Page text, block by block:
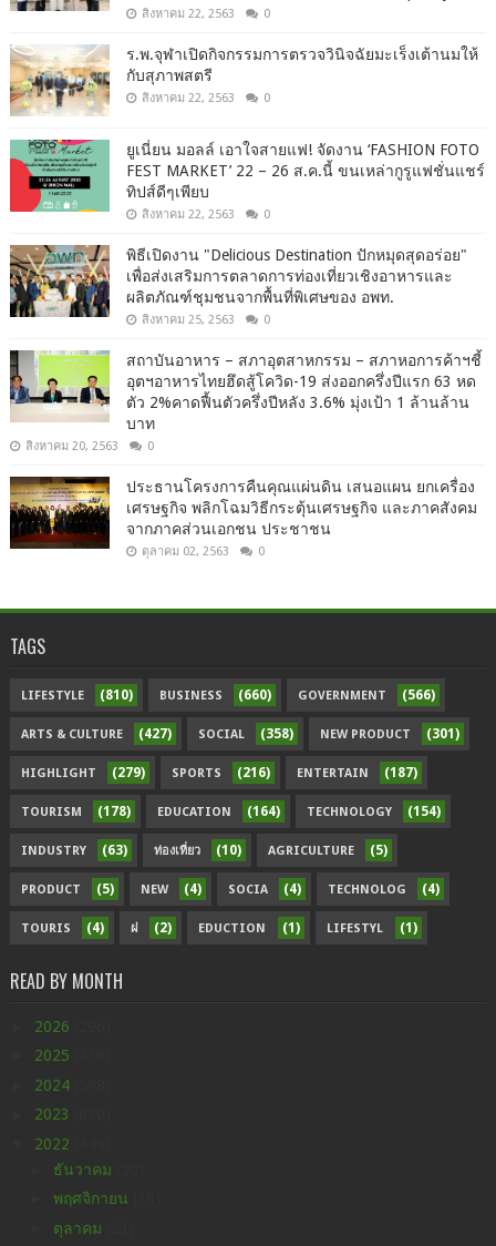
สิงหาคม 22, 2563 0
ร.พ.จุฬาเปิดกิจกรรมการตรวจวินิจฉัยมะเร็งเต้านมให้
กับสุภาพสตรี
สิงหาคม 22, 2563 0
ยูเนี่ยน มอลล์ เอาใจสายแฟ! จัดงาน ‘FASHION FOTO
FEST MARKET’ 22 – 26 ส.ค.นี้ ขนเหล่ากูรูแฟชั่นแชร์
ทิปส์ดีๆเพียบ
สิงหาคม 22, 2563 0
พิธีเปิดงาน "Delicious Destination ปักหมุดสุดอร่อย"
เพื่อส่งเสริมการตลาดการท่องเที่ยวเชิงอาหารและ
ผลิตภัณฑ์ชุมชนจากพื้นที่พิเศษของ อพท.
สิงหาคม 25, 2563 0
สถาบันอาหาร – สภาอุตสาหกรรม – สภาหอการค้าฯชี้
อุตฯอาหารไทยฮึดสู้โควิด-19 ส่งออกครึ่งปีแรก 63 หด
ตัว 2%คาดฟื้นตัวครึ่งปีหลัง 3.6% มุ่งเป้า 1 ล้านล้าน
บาท
สิงหาคม 20, 2563 0
ประธานโครงการคืนคุณแผ่นดิน เสนอแผน ยกเครื่อง
เศรษฐกิจ พลิกโฉมวิธีกระตุ้นเศรษฐกิจ และภาคสังคม
จากภาคส่วนเอกชน ประชาชน
ตุลาคม 02, 2563 0
TAGS
LIFESTYLE (810) BUSINESS (660) GOVERNMENT (566)
ARTS & CULTURE (427) SOCIAL (358) NEW PRODUCT (301)
HIGHLIGHT (279) SPORTS (216) ENTERTAIN (187)
TOURISM (178) EDUCATION (164) TECHNOLOGY (154)
INDUSTRY (63) ท่องเที่ยว (10) AGRICULTURE (5)
PRODUCT (5) NEW (4) SOCIA (4) TECHNOLOG (4)
TOURIS (4) ฝ (2) EDUCTION (1) LIFESTYL (1)
READ BY MONTH
2026
2025
2024
2023
2022
ธันวาคม
พฤศจิกายน
ตุลาคม